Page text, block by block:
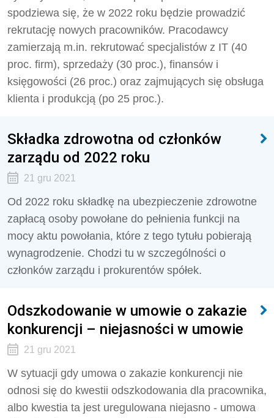
spodziewa się, że w 2022 roku będzie prowadzić
rekrutację nowych pracowników. Pracodawcy
zamierzają m.in. rekrutować specjalistów z IT (40
proc. firm), sprzedaży (30 proc.), finansów i
księgowości (26 proc.) oraz zajmujących się obsługa
klienta i produkcją (po 25 proc.).
Składka zdrowotna od członków
zarządu od 2022 roku
21 gru 2021
Od 2022 roku składkę na ubezpieczenie zdrowotne
zapłacą osoby powołane do pełnienia funkcji na
mocy aktu powołania, które z tego tytułu pobierają
wynagrodzenie. Chodzi tu w szczególności o
członków zarządu i prokurentów spółek.
Odszkodowanie w umowie o zakazie
konkurencji – niejasności w umowie
21 gru 2021
W sytuacji gdy umowa o zakazie konkurencji nie
odnosi się do kwestii odszkodowania dla pracownika,
albo kwestia ta jest uregulowana niejasno - umowa